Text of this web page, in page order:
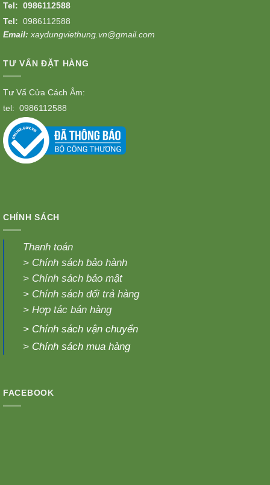
Tel: 0986112588
Tel: 0986112588
Email: xaydungviethung.vn@gmail.com
TƯ VẤN ĐẶT HÀNG
Tư Vấ Cửa Cách Âm:
tel: 0986112588
CHÍNH SÁCH
Thanh toán
> Chính sách bảo hành
> Chính sách bảo mật
> Chính sách đổi trả hàng
>Hợp tác bán hàng
> Chính sách vận chuyển
> Chính sách mua hàng
FACEBOOK